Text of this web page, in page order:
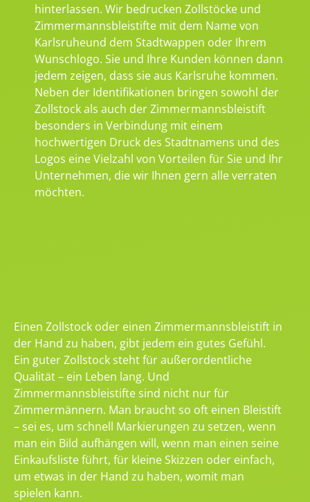
hinterlassen. Wir bedrucken Zollstöcke und
Zimmermannsbleistifte mit dem Name von
Karlsruheund dem Stadtwappen oder Ihrem
Wunschlogo. Sie und Ihre Kunden können dann
jedem zeigen, dass sie aus Karlsruhe kommen.
Neben der Identifikationen bringen sowohl der
Zollstock als auch der Zimmermannsbleistift
besonders in Verbindung mit einem
hochwertigen Druck des Stadtnamens und des
Logos eine Vielzahl von Vorteilen für Sie und Ihr
Unternehmen, die wir Ihnen gern alle verraten
möchten.
Einen Zollstock oder einen Zimmermannsbleistift in
der Hand zu haben, gibt jedem ein gutes Gefühl.
Ein guter Zollstock steht für außerordentliche
Qualität – ein Leben lang. Und
Zimmermannsbleistifte sind nicht nur für
Zimmermännern. Man braucht so oft einen Bleistift
– sei es, um schnell Markierungen zu setzen, wenn
man ein Bild aufhängen will, wenn man einen seine
Einkaufsliste führt, für kleine Skizzen oder einfach,
um etwas in der Hand zu haben, womit man
spielen kann.